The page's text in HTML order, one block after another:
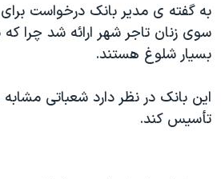
قانون شفافیت دارائی کادر رهبری ایران
اعتراضات مردمی آبان ۹۸
نرگس محمدی برنده جایزه نوبل صلح
به گفته ی مدير بانک درخواست
سوی زنان تاجر شهر ارائه شد چرا
بسيار شلوغ هستند.
اين بانک در نظر دارد شعباتی
تأسيس کند.